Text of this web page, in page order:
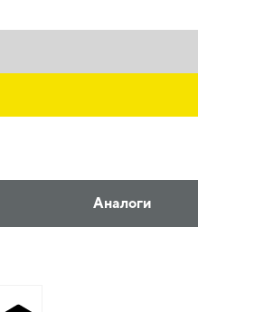
Аналоги